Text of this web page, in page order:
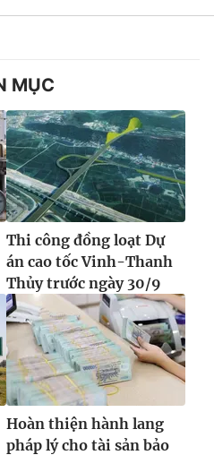
MỤC
Thi công đồng loạt Dự
án cao tốc Vinh-Thanh
Thủy trước ngày 30/9
Hoàn thiện hành lang
pháp lý cho tài sản bảo